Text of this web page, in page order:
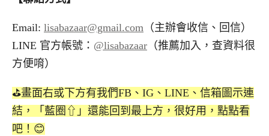
Email: lisabazaar@gmail.com （主辦會收信、回信）
LINE 官方帳號： @lisabazaar （推薦加入，查資料很
方便唷）
⛳️畫面右或下方有我們FB、IG、LINE、信箱圖示連
結，「藍圈⇧」還能回到最上方，很好用，點點看
吧！😊